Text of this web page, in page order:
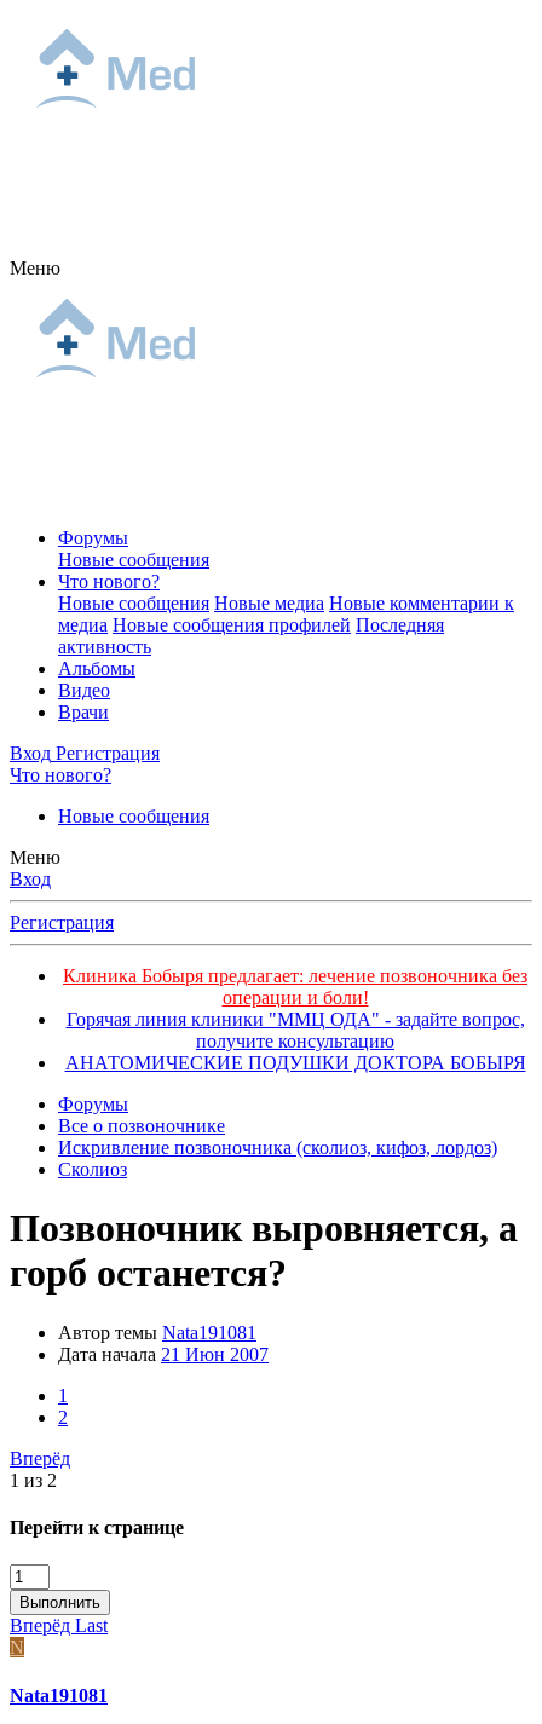
Меню
Форумы
Новые сообщения
Что нового?
Новые сообщения Новые медиа Новые комментарии к
медиа Новые сообщения профилей Последняя
активность
Альбомы
Видео
Врачи
Вход Регистрация
Что нового?
Новые сообщения
Меню
Вход
Регистрация
Клиника Бобыря предлагает: лечение позвоночника без
операции и боли!
Горячая линия клиники "ММЦ ОДА" - задайте вопрос,
получите консультацию
АНАТОМИЧЕСКИЕ ПОДУШКИ ДОКТОРА БОБЫРЯ
Форумы
Все о позвоночнике
Искривление позвоночника (сколиоз, кифоз, лордоз)
Сколиоз
Позвоночник выровняется, а
горб останется?
Автор темы Nata191081
Дата начала 21 Июн 2007
1
2
Вперёд
1 из 2
Перейти к странице
Выполнить
Вперёд Last
N
Nata191081